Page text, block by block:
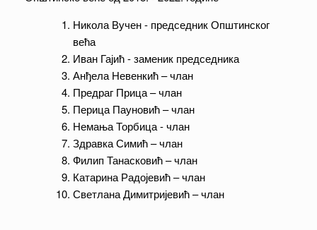
Никола Вучен - председник Општинског
већа
Иван Гајић - заменик председника
Анђела Невенкић – члан
Предраг Прица – члан
Перица Пауновић – члан
Немања Торбица - члан
Здравка Симић – члан
Филип Танасковић – члан
Катарина Радојевић – члан
Светлана Димитријевић – члан